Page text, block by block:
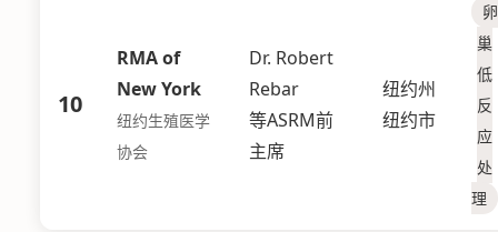
10
RMA of
New York
纽约生殖医学
协会
Dr. Robert
Rebar
等ASRM前
主席
纽约州
纽约市
卵
巢
低
反
应
处
理